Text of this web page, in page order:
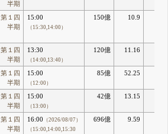
半期
第１四
半期
15:00
（15:30,14:00）
150億 10.9
第１四
半期
13:30
（14:00,13:40）
120億 11.16
第１四
半期
15:00
（12:00）
85億 52.25
第１四
半期
15:00
（13:00）
42億 13.15
第１四
半期
16:00 （2026/08/07）
（15:00,14:00,15:30
696億 9.59